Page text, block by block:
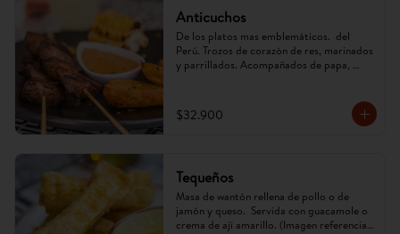
Anticuchos
De los platos mas emblemáticos.  del
Perú. Trozos de corazón de res, marinados
y parrillados. Acompañados de papa,
$32.900
Tequeños
Masa de wantón rellena de pollo o de
jamón y queso.  Servida con guacamole o
crema de ají amarillo. (Imagen referencial,